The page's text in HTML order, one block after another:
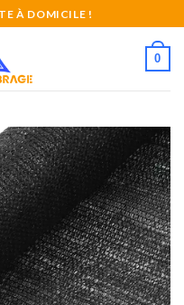
À DOMICILE !
0